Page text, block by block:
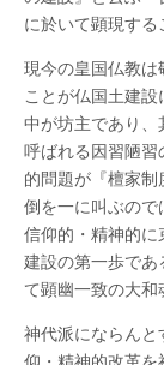
に於いて顕現する
現今の皇国仏教は
ことが仏国土建
中が坊主であり、
呼ばれる因習陋習
的問題が『檀家
倒を一に叫ぶので
信仰的・精神的に
建設の第一歩であ
て顕幽一致の大和
神代派にならんと
仰・精神的改革を